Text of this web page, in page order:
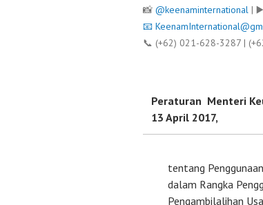
📸 @keenaminternational | ▶️
📧
📞 (+62) 021-628-3287 |
Peraturan Menteri
13 April 2017,
tentang
dalam Rangka
Pengambilalihan